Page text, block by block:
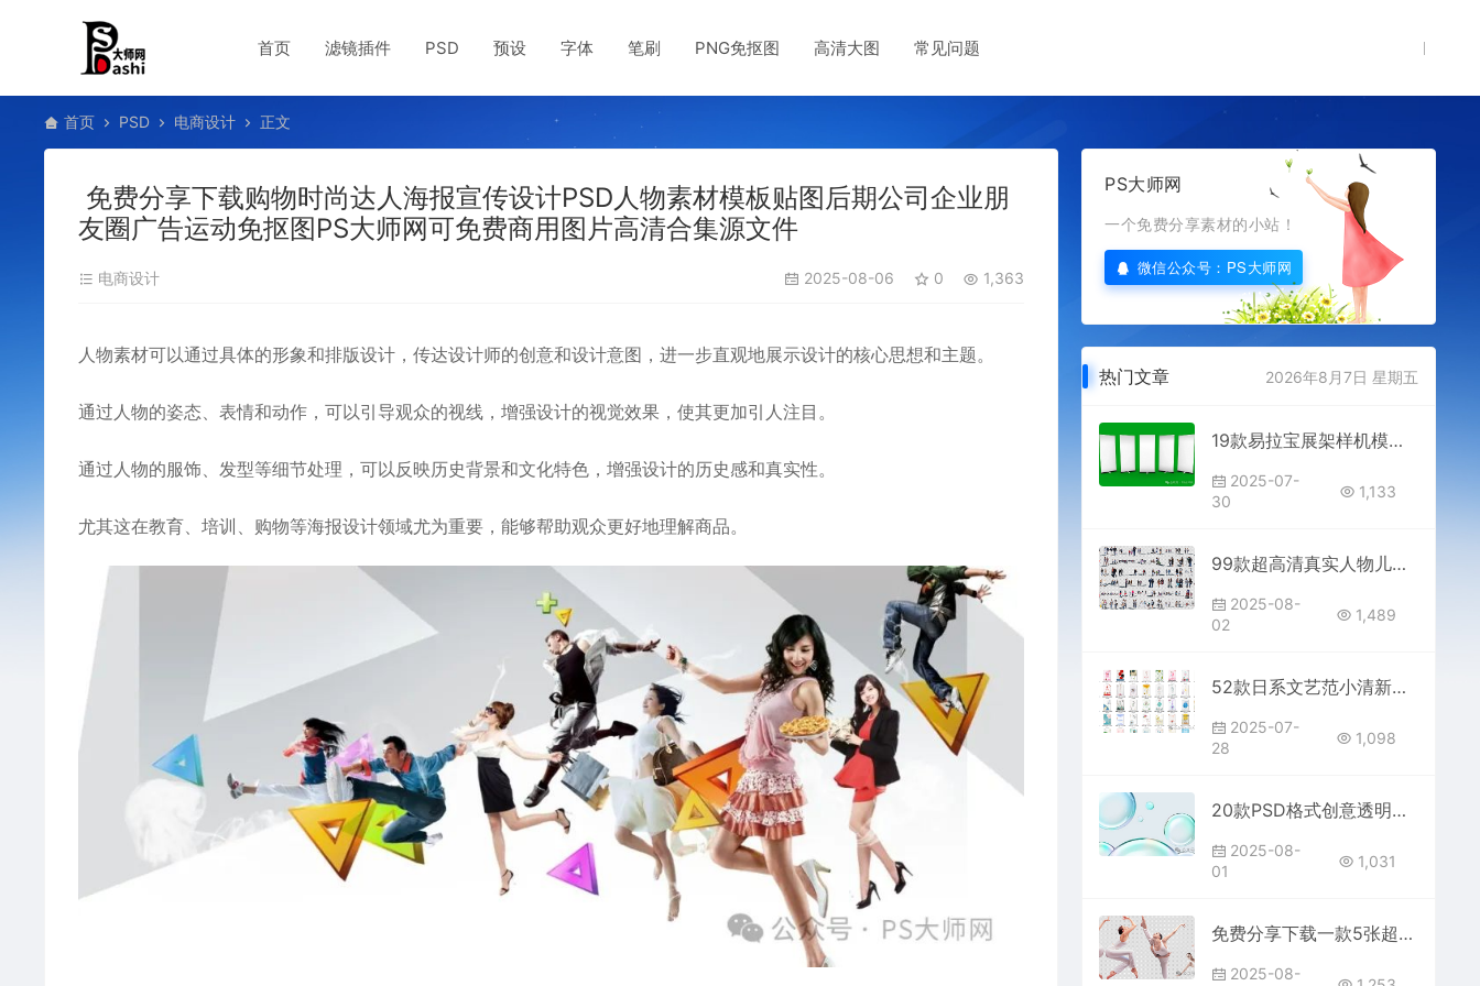
首页 滤镜插件 PSD 预设 字体 笔刷 PNG免抠图 高清大图 常见问题
首页 PSD 电商设计 正文
免费分享下载购物时尚达人海报宣传设计PSD人物素材模板贴图后期公司企业朋
友圈广告运动免抠图PS大师网可免费商用图片高清合集源文件
电商设计 2025-08-06 0 1,363
人物素材可以通过具体的形象和排版设计，传达设计师的创意和设计意图，进一步直观地展示设计的核心思想和主题。
通过人物的姿态、表情和动作，可以引导观众的视线，增强设计的视觉效果，使其更加引人注目‌。
通过人物的服饰、发型等细节处理，可以反映历史背景和文化特色，增强设计的历史感和真实性‌。
尤其这在教育、培训、购物等海报设计领域尤为重要，能够帮助观众更好地理解商品。
PS大师网
一个免费分享素材的小站！
微信公众号：PS大师网
热门文章 2026年8月7日 星期五
19款易拉宝展架样机模板展示模型免费分享下载PSD格式源文件品牌VI设计包装招牌广告宣传导视画面灯箱素材图片高级制作X海报样式
2025-07-
30
1,133
99款超高清真实人物儿童孩子中年老人PSD分层素材免费分享下载PS大师网国外模特合集贴图后期效果平面设计景观空间免抠亚洲分析鸟瞰
2025-08-
02
1,489
52款日系文艺范小清新淡雅风格海报PSD模板素材免费分享下载电商版平面设计作品集合封面高清图片底图杂志排版素雅简约春天极简效果图
2025-07-
28
1,098
20款PSD格式创意透明水珠水滴液体水泡气泡海报模板设计免费分享下载打包合集photoshop电商设计师PS大师网源文件高清图片
2025-08-
01
1,031
免费分享下载一款5张超高清常用国外女性模特人物PSD素材源文件运动瑜伽电商详情页PS大师网站平面设计公司宣传海报模板图片美妆医美
2025-08-